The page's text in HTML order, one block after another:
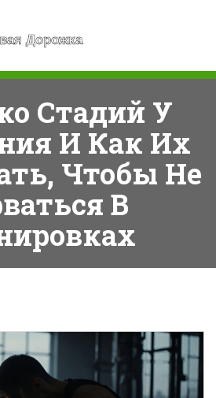
Стадий У
И Как Их
Чтобы Не
В